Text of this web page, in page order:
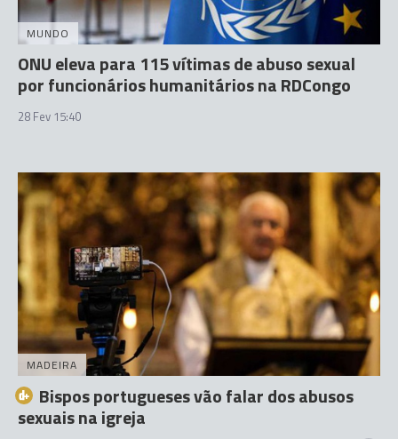
MUNDO
ONU eleva para 115 vítimas de abuso sexual
por funcionários humanitários na RDCongo
28 Fev 15:40
MADEIRA
Bispos portugueses vão falar dos abusos
sexuais na igreja